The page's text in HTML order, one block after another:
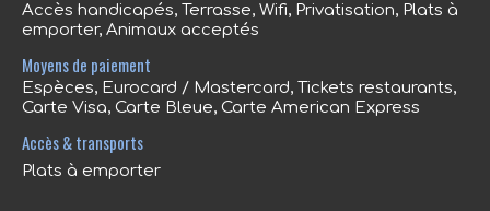
Accès handicapés, Terrasse, Wifi, Privatisation, Plats à
emporter, Animaux acceptés
Moyens de paiement
Espèces, Eurocard / Mastercard, Tickets restaurants,
Carte Visa, Carte Bleue, Carte American Express
Accès & transports
Plats à emporter